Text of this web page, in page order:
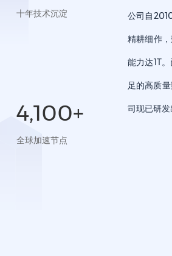
十年技术沉淀
4,100+
全球加速节点
公司自
精耕细作
能力达1T
足的高质
司现已研发